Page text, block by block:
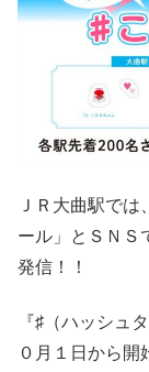
ＪＲ大曲駅で
ール」とＳＮＳ
発信！！
『♯（ハッシュ
０月１日から開